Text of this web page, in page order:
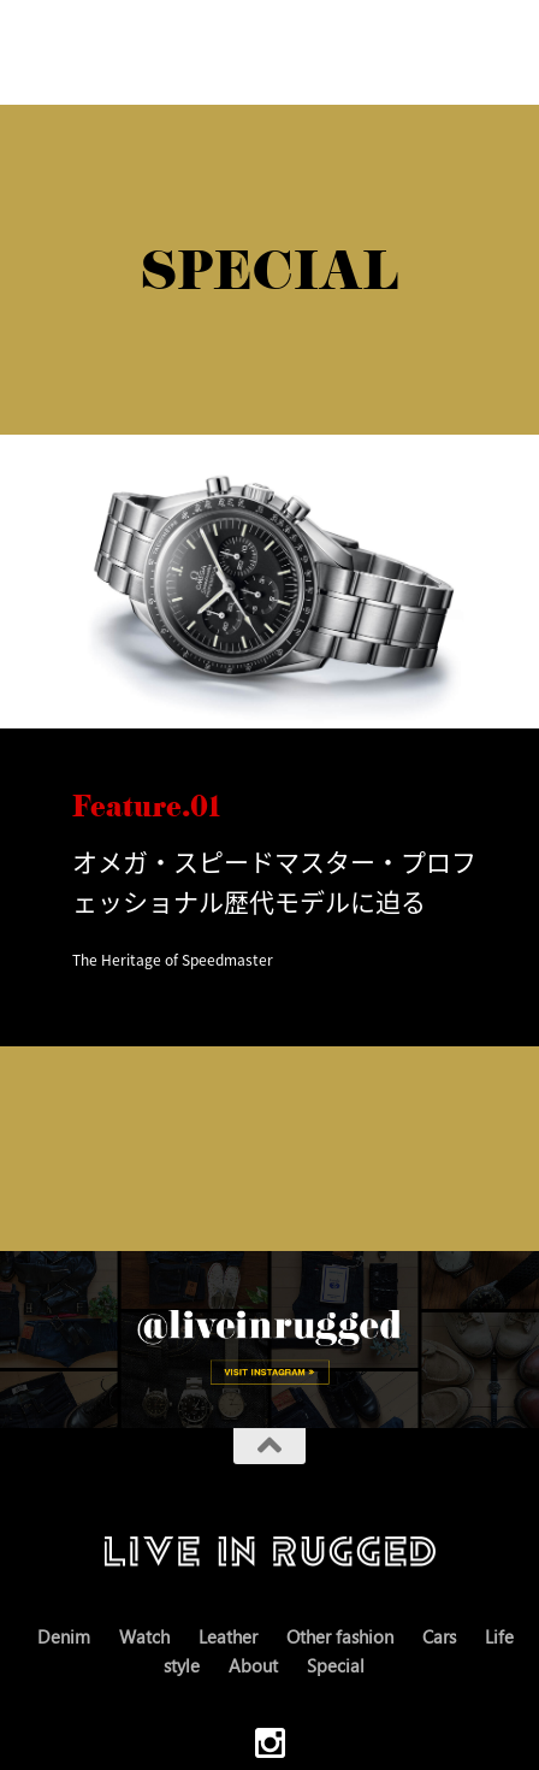
SPECIAL
Feature.01
オメガ・スピードマスター・プロフ
ェッショナル歴代モデルに迫る
The Heritage of Speedmaster
Denim Watch Leather Other fashion Cars
Life
style
About Special